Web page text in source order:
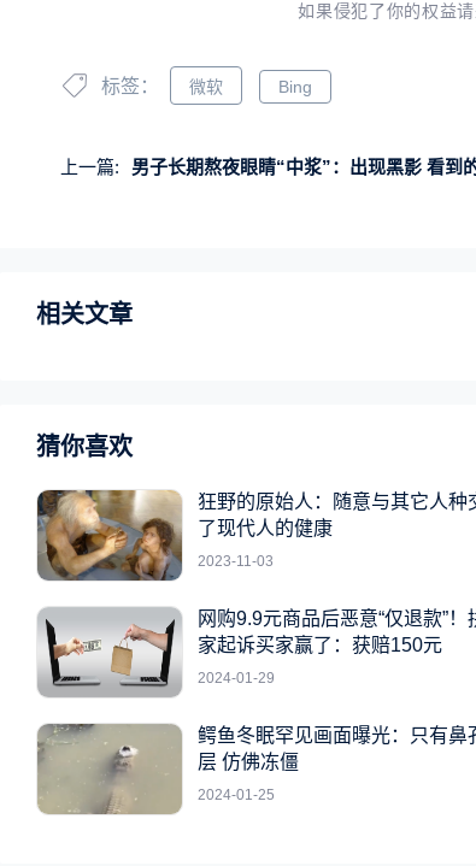
如果侵犯了你的权益
标签： 微软 Bing
上一篇: 男子长期熬夜眼睛“中浆”：出现黑影 看到的东
相关文章
猜你喜欢
狂野的原始人：随意与其它人种
了现代人的健康
2023-11-03
网购9.9元商品后恶意“仅退款”！
家起诉买家赢了：获赔150元
2024-01-29
鳄鱼冬眠罕见画面曝光：只有鼻
层 仿佛冻僵
2024-01-25